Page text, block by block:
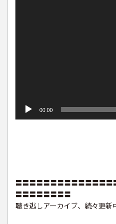
00:00
〓〓〓〓〓〓〓〓〓〓〓〓〓
〓〓〓〓〓〓〓〓
聴き逃しアーカイブ、続々更新